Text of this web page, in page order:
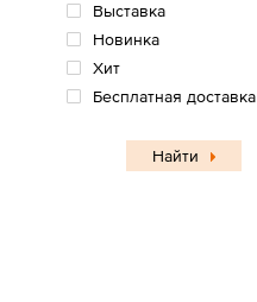
Выставка
Новинка
Хит
Бесплатная доставка
Найти